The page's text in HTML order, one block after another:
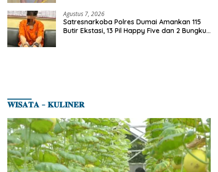
Agustus 7, 2026
Satresnarkoba Polres Dumai Amankan 115
Butir Ekstasi, 13 Pil Happy Five dan 2 Bungkus
𝐖𝐈𝐒𝐀𝐓𝐀 – 𝐊𝐔𝐋𝐈𝐍𝐄𝐑